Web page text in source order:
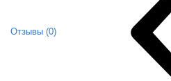
Отзывы (0)